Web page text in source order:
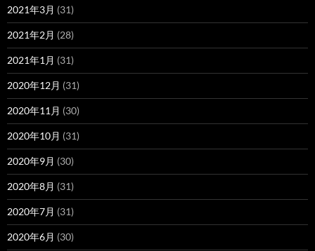
2021年3月 (31)
2021年2月 (28)
2021年1月 (31)
2020年12月 (31)
2020年11月 (30)
2020年10月 (31)
2020年9月 (30)
2020年8月 (31)
2020年7月 (31)
2020年6月 (30)